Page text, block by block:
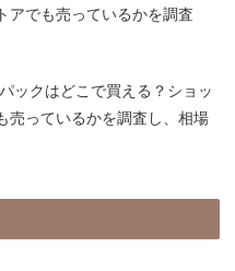
アでも売っているかを調査
ックはどこで買える？ショッ
売っているかを調査し、相場